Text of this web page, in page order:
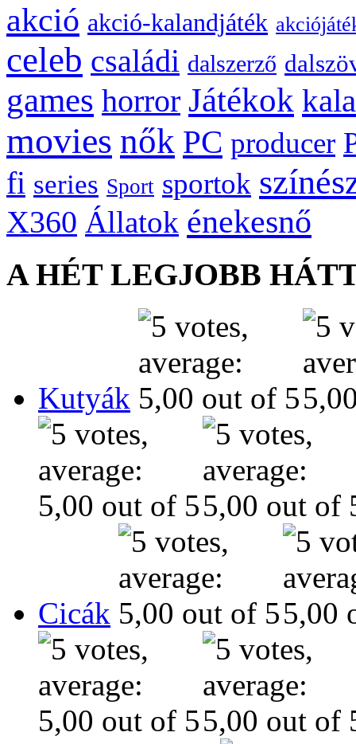
akció akció-kalandjáték
celeb családi dalszerző
games horror Játékok
movies nők PC producer
fi series Sport sportok
X360 Állatok énekesnő
A HÉT LEGJOBB
Kutyák
Cicák